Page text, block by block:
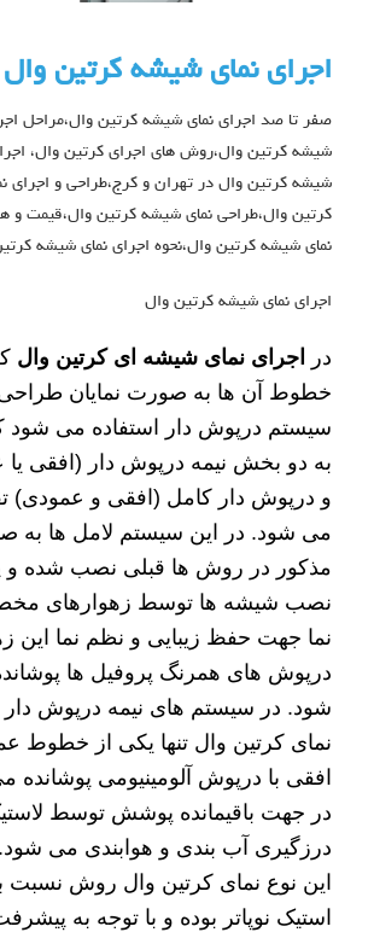
اجرای نمای شیشه کرتین وال
صفر تا صد اجرای نمای شیشه کرتین وال،مراحل
شیشه کرتین وال،روش های اجرای کرتین وال،
شیشه کرتین وال در تهران و کرج،طراحی و اجرای
کرتین وال،طراحی نمای شیشه کرتین وال،قیمت و
نمای شیشه کرتین وال،نحوه اجرای نمای شیشه
اجرای نمای شیشه کرتین وال
در اجرای نمای شیشه ای کرتین وال
خطوط آن ها به صورت نمایان
سیستم درپوش دار استفاده می شود
به دو بخش نیمه درپوش دار (افقی
و درپوش دار کامل (افقی و عمودی)
می شود. در این سیستم لامل ها به
مذکور در روش ها قبلی نصب شده و
نصب شیشه ها توسط زهوارهای
نما جهت حفظ زیبایی و نظم نما این
درپوش های همرنگ پروفیل ها
شود. در سیستم های نیمه درپوش دار
نمای کرتین وال تنها یکی از خطوط
افقی با درپوش آلومینیومی پوشانده
در جهت باقیمانده پوشش توسط
درزگیری آب بندی و هوابندی می شود.
این نوع نمای کرتین وال روش
استیک نوپاتر بوده و با توجه به